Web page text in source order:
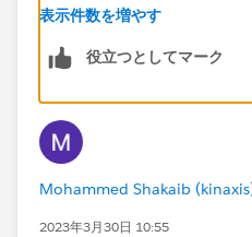
表示件数を増やす
役立つとしてマーク
Mohammed Shakaib
2023年3月30日 10:55